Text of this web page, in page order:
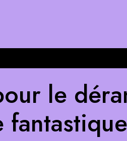
le